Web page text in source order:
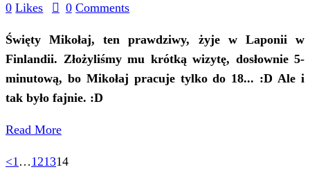
0 Likes 0 Comments
Święty Mikołaj, ten prawdziwy, żyje w Laponii w
Finlandii. Złożyliśmy mu krótką wizytę, dosłownie 5-
minutową, bo Mikołaj pracuje tylko do 18... :D Ale i
tak było fajnie. :D
Read More
<1…121314